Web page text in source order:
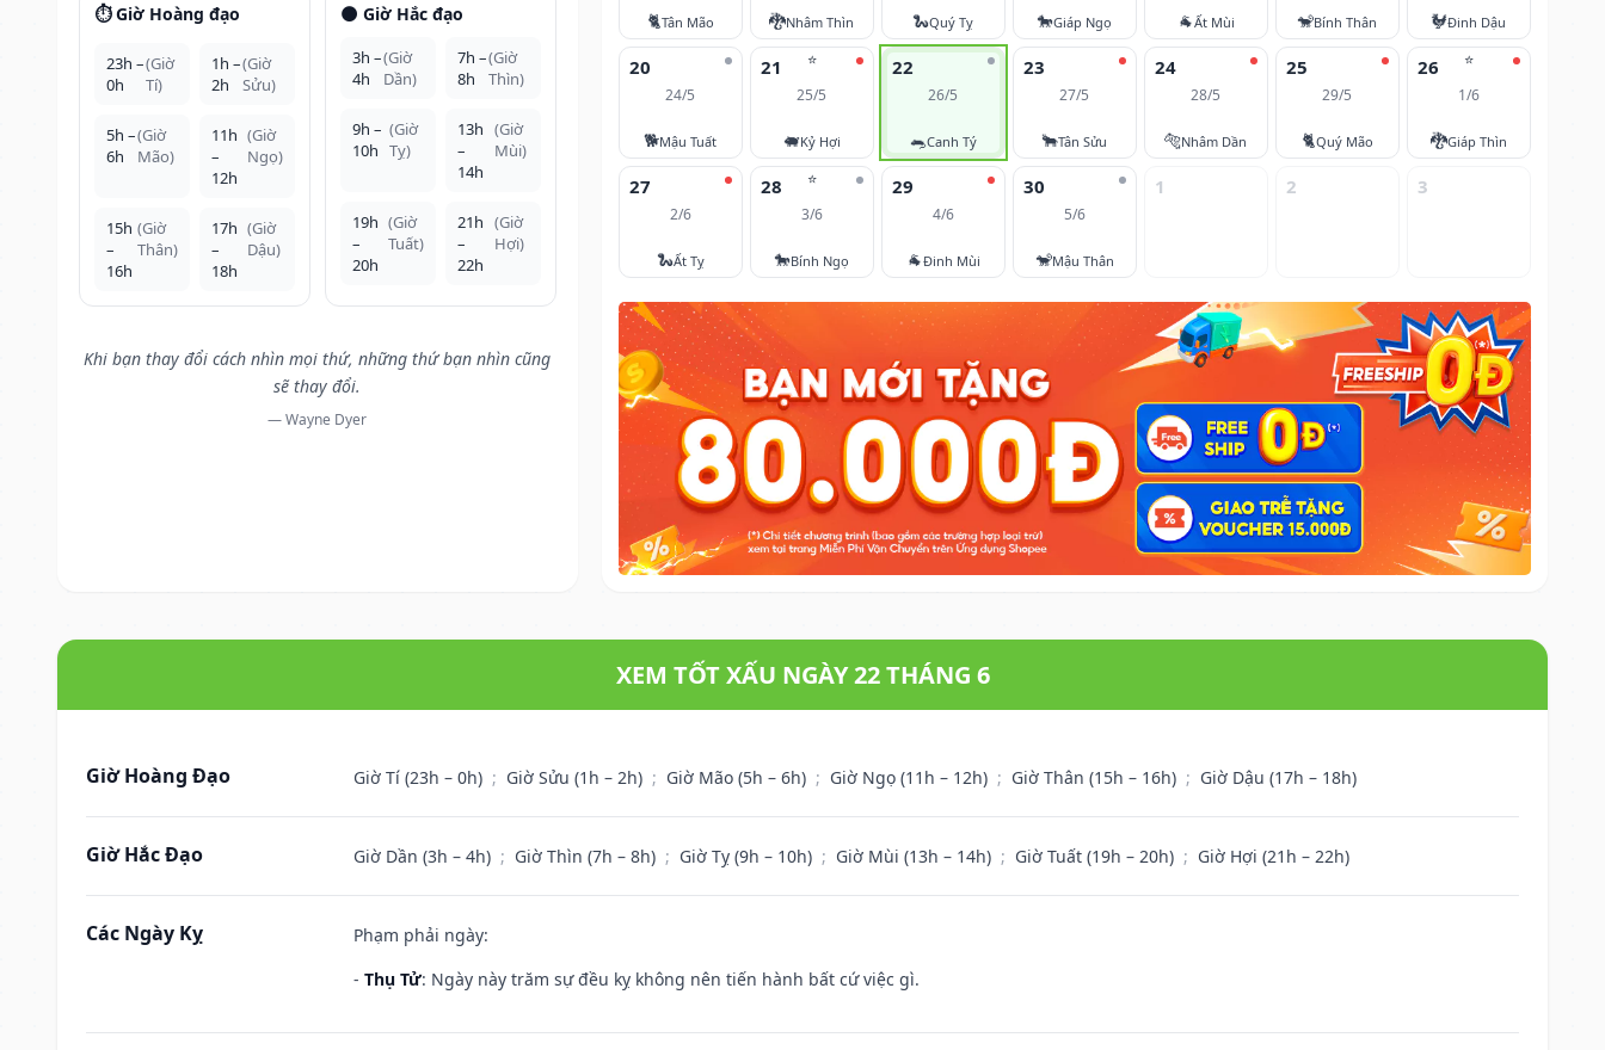
⏱️ Giờ Hoàng đạo
23h –
0h
(Giờ
Tí)
1h –
2h
(Giờ
Sửu)
5h –
6h
(Giờ
Mão)
11h
–
12h
(Giờ
Ngọ)
15h
–
16h
(Giờ
Thân)
17h
–
18h
(Giờ
Dậu)
🌑 Giờ Hắc đạo
3h –
4h
(Giờ
Dần)
7h –
8h
(Giờ
Thìn)
9h –
10h
(Giờ
Tỵ)
13h
–
14h
(Giờ
Mùi)
19h
–
20h
(Giờ
Tuất)
21h
–
22h
(Giờ
Hợi)
Khi bạn thay đổi cách nhìn mọi thứ, những thứ bạn nhìn cũng
sẽ thay đổi.
— Wayne Dyer
🐈Tân Mão 🐉Nhâm Thìn 🐍Quý Tỵ 🐎Giáp Ngọ 🐐Ất Mùi 🐒Bính Thân 🐓Đinh Dậu
20
24/5
🐕Mậu Tuất
⭐
21
25/5
🐖Kỷ Hợi
22
26/5
🐀Canh Tý
23
27/5
🐂Tân Sửu
24
28/5
🐅Nhâm Dần
25
29/5
🐈Quý Mão
⭐
26
1/6
🐉Giáp Thìn
27
2/6
🐍Ất Tỵ
⭐
28
3/6
🐎Bính Ngọ
29
4/6
🐐Đinh Mùi
30
5/6
🐒Mậu Thân
1 2 3
XEM TỐT XẤU NGÀY 22 THÁNG 6
Giờ Hoàng Đạo Giờ Tí (23h – 0h) ; Giờ Sửu (1h – 2h) ; Giờ Mão (5h – 6h) ; Giờ Ngọ (11h – 12h) ; Giờ Thân (15h – 16h) ; Giờ Dậu (17h – 18h)
Giờ Hắc Đạo Giờ Dần (3h – 4h) ; Giờ Thìn (7h – 8h) ; Giờ Tỵ (9h – 10h) ; Giờ Mùi (13h – 14h) ; Giờ Tuất (19h – 20h) ; Giờ Hợi (21h – 22h)
Các Ngày Kỵ
Phạm phải ngày:
- Thụ Tử: Ngày này trăm sự đều kỵ không nên tiến hành bất cứ việc gì.